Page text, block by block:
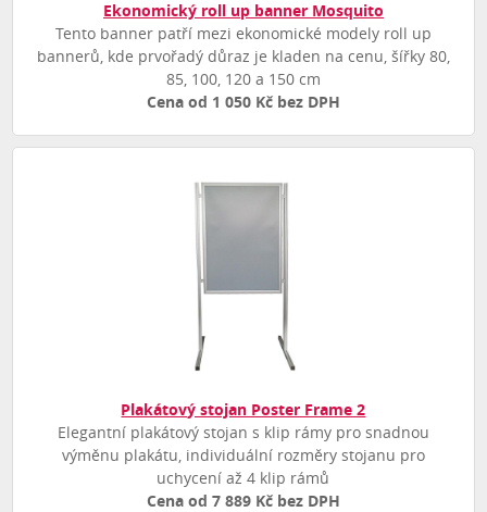
Ekonomický roll up banner Mosquito
Tento banner patří mezi ekonomické modely roll up
bannerů, kde prvořadý důraz je kladen na cenu, šířky 80,
85, 100, 120 a 150 cm
Cena od 1 050 Kč bez DPH
Plakátový stojan Poster Frame 2
Elegantní plakátový stojan s klip rámy pro snadnou
výměnu plakátu, individuální rozměry stojanu pro
uchycení až 4 klip rámů
Cena od 7 889 Kč bez DPH